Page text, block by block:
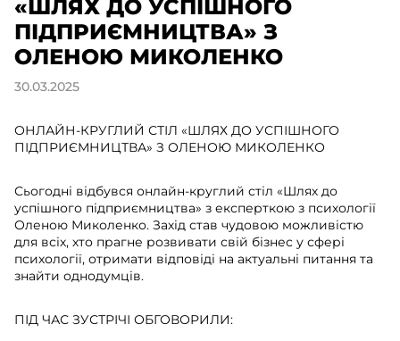
«ШЛЯХ ДО УСПІШНОГО
ПІДПРИЄМНИЦТВА» З
ОЛЕНОЮ МИКОЛЕНКО
30.03.2025
ОНЛАЙН-КРУГЛИЙ СТІЛ «ШЛЯХ ДО УСПІШНОГО
ПІДПРИЄМНИЦТВА» З ОЛЕНОЮ МИКОЛЕНКО
Сьогодні відбувся онлайн-круглий стіл «Шлях до
успішного підприємництва» з експерткою з психології
Оленою Миколенко. Захід став чудовою можливістю
для всіх, хто прагне розвивати свій бізнес у сфері
психології, отримати відповіді на актуальні питання та
знайти однодумців.
ПІД ЧАС ЗУСТРІЧІ ОБГОВОРИЛИ: